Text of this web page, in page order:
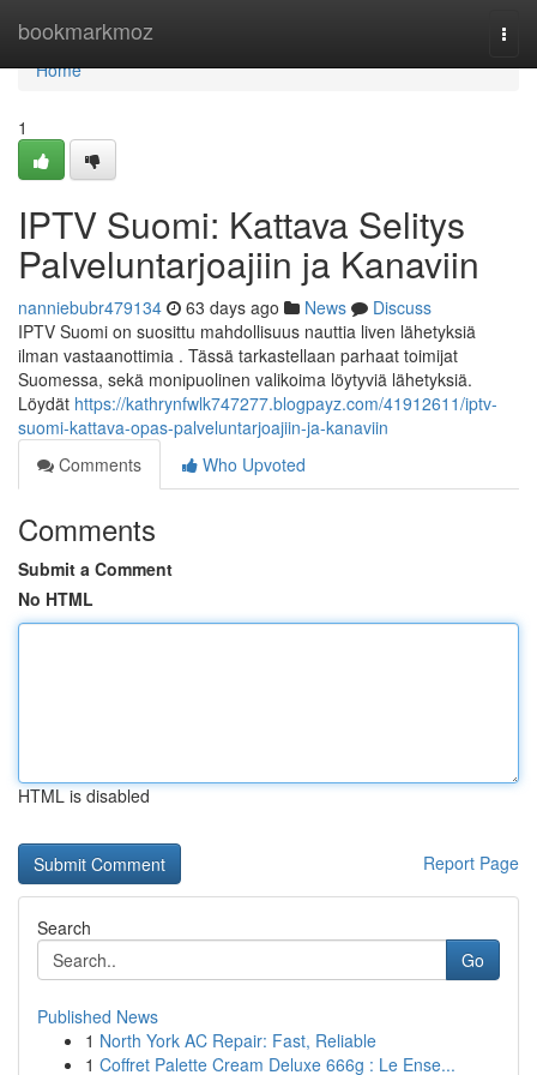
bookmarkmoz
Home
Home
1
IPTV Suomi: Kattava Selitys
Palveluntarjoajiin ja Kanaviin
nanniebubr479134 63 days ago News
Discuss
IPTV Suomi on suosittu mahdollisuus nauttia liven lähetyksiä
ilman vastaanottimia . Tässä tarkastellaan parhaat toimijat
Suomessa, sekä monipuolinen valikoima löytyviä lähetyksiä.
Löydät https://kathrynfwlk747277.blogpayz.com/41912611/iptv-
suomi-kattava-opas-palveluntarjoajiin-ja-kanaviin
Comments
Who Upvoted
Comments
Submit a Comment
No HTML
HTML is disabled
Report Page
Search
Go
Published News
1 North York AC Repair: Fast, Reliable
1 Coffret Palette Cream Deluxe 666g : Le Ense...